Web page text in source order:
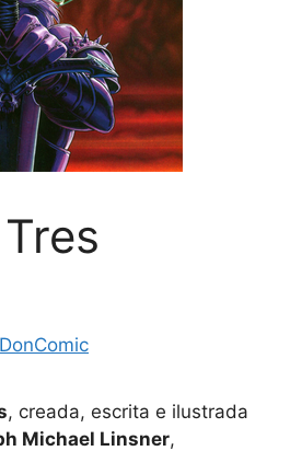
DonComic
, creada, escrita e ilustrada
Michael Linsner,